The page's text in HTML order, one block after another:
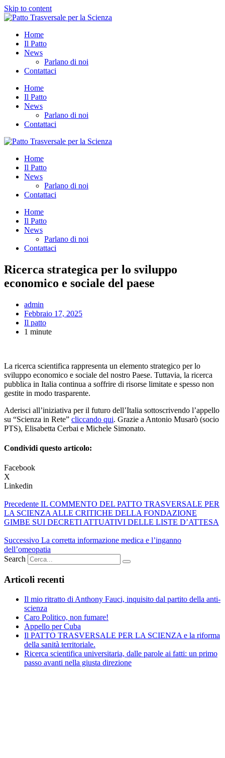
Skip to content
Home
Il Patto
News
Parlano di noi
Contattaci
Home
Il Patto
News
Parlano di noi
Contattaci
Home
Il Patto
News
Parlano di noi
Contattaci
Home
Il Patto
News
Parlano di noi
Contattaci
Ricerca strategica per lo sviluppo
economico e sociale del paese
admin
Febbraio 17, 2025
Il patto
1 minute
La ricerca scientifica rappresenta un elemento strategico per lo
sviluppo economico e sociale del nostro Paese. Tuttavia, la ricerca
pubblica in Italia continua a soffrire di risorse limitate e spesso non
gestite in modo trasparente.
Aderisci all’iniziativa per il futuro dell’Italia sottoscrivendo l’appello
su “Scienza in Rete” cliccando qui. Grazie a Antonio Musarò (socio
PTS), Elisabetta Cerbai e Michele Simonato.
Condividi questo articolo:
Facebook
X
Linkedin
Precedente IL COMMENTO DEL PATTO TRASVERSALE PER
LA SCIENZA ALLE CRITICHE DELLA FONDAZIONE
GIMBE SUI DECRETI ATTUATIVI DELLE LISTE D’ATTESA
Successivo La corretta informazione medica e l’inganno
dell’omeopatia
Search
Articoli recenti
Il mio ritratto di Anthony Fauci, inquisito dal partito della anti-
scienza
Caro Politico, non fumare!
Appello per Cuba
Il PATTO TRASVERSALE PER LA SCIENZA e la riforma
della sanità territoriale.
Ricerca scientifica universitaria, dalle parole ai fatti: un primo
passo avanti nella giusta direzione